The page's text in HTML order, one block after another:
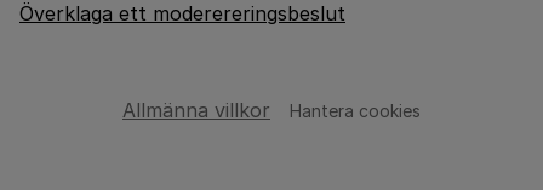
Överklaga ett moderereringsbeslut
Allmänna villkor Hantera cookies